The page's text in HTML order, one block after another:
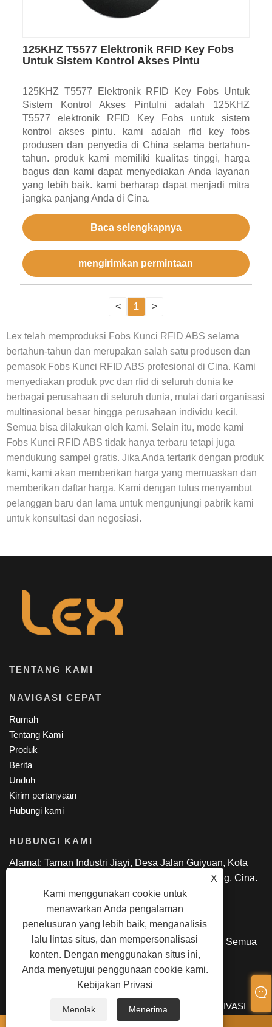
125KHZ T5577 Elektronik RFID Key Fobs
Untuk Sistem Kontrol Akses Pintu
125KHZ T5577 Elektronik RFID Key Fobs Untuk
Sistem Kontrol Akses PintuIni adalah 125KHZ
T5577 elektronik RFID Key Fobs untuk sistem
kontrol akses pintu. kami adalah rfid key fobs
produsen dan penyedia di China selama bertahun-
tahun. produk kami memiliki kualitas tinggi, harga
bagus dan kami dapat menyediakan Anda layanan
yang lebih baik. kami berharap dapat menjadi mitra
jangka panjang Anda di Cina.
Baca selengkapnya
mengirimkan permintaan
< 1 >
Lex telah memproduksi Fobs Kunci RFID ABS selama
bertahun-tahun dan merupakan salah satu produsen dan
pemasok Fobs Kunci RFID ABS profesional di Cina. Kami
menyediakan produk pvc dan rfid di seluruh dunia ke
berbagai perusahaan di seluruh dunia, mulai dari organisasi
multinasional besar hingga perusahaan individu kecil.
Semua bisa dilakukan oleh kami. Selain itu, mode kami
Fobs Kunci RFID ABS tidak hanya terbaru tetapi juga
mendukung sampel gratis. Jika Anda tertarik dengan produk
kami, kami akan memberikan harga yang memuaskan dan
memberikan daftar harga. Kami dengan tulus menyambut
pelanggan baru dan lama untuk mengunjungi pabrik kami
untuk konsultasi dan negosiasi.
X
Kami menggunakan cookie untuk
menawarkan Anda pengalaman
penelusuran yang lebih baik, menganalisis
lalu lintas situs, dan mempersonalisasi
konten. Dengan menggunakan situs ini,
Anda menyetujui penggunaan cookie kami.
Kebijakan Privasi
Menolak Menerima
TENTANG KAMI
NAVIGASI CEPAT
Rumah
Tentang Kami
Produk
Berita
Unduh
Kirim pertanyaan
Hubungi kami
HUBUNGI KAMI
Alamat: Taman Industri Jiayi, Desa Jalan Guiyuan, Kota
Guanlan, Distrik Longhua, Shen Zhen, GuangDong, Cina.
Telp: +86-18818695085
manager@lexsmartcard.com
Hak Cipta © 2022 Shenzhen Lex Smart Co., Ltd. Semua
hak Dilindungi Undang-undang.
SITEMAP XML KEBIJAKAN PRIVASI